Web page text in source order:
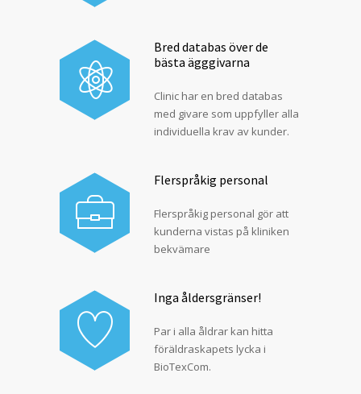
Bred databas över de
bästa ägggivarna
Clinic har en bred databas
med givare som uppfyller alla
individuella krav av kunder.
Flerspråkig personal
Flerspråkig personal gör att
kunderna vistas på kliniken
bekvämare
Inga åldersgränser!
Par i alla åldrar kan hitta
föräldraskapets lycka i
BioTexCom.